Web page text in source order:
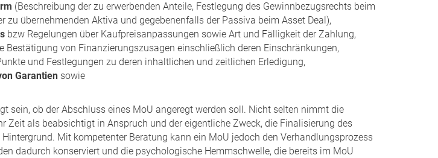
(Beschreibung der zu erwerbenden Anteile, Festlegung des Gewinnbezugsrechts beim
zu übernehmenden Aktiva und gegebenenfalls der Passiva beim Asset Deal),
bzw Regelungen über Kaufpreisanpassungen sowie Art und Fälligkeit der Zahlung,
Bestätigung von Finanzierungszusagen einschließlich deren Einschränkungen,
und Festlegungen zu deren inhaltlichen und zeitlichen Erledigung,
Garantien sowie
sein, ob der Abschluss eines MoU angeregt werden soll. Nicht selten nimmt die
Zeit als beabsichtigt in Anspruch und der eigentliche Zweck, die Finalisierung des
Mit kompetenter Beratung kann ein MoU jedoch den Verhandlungsprozess
dadurch konserviert und die psychologische Hemmschwelle, die bereits im MoU